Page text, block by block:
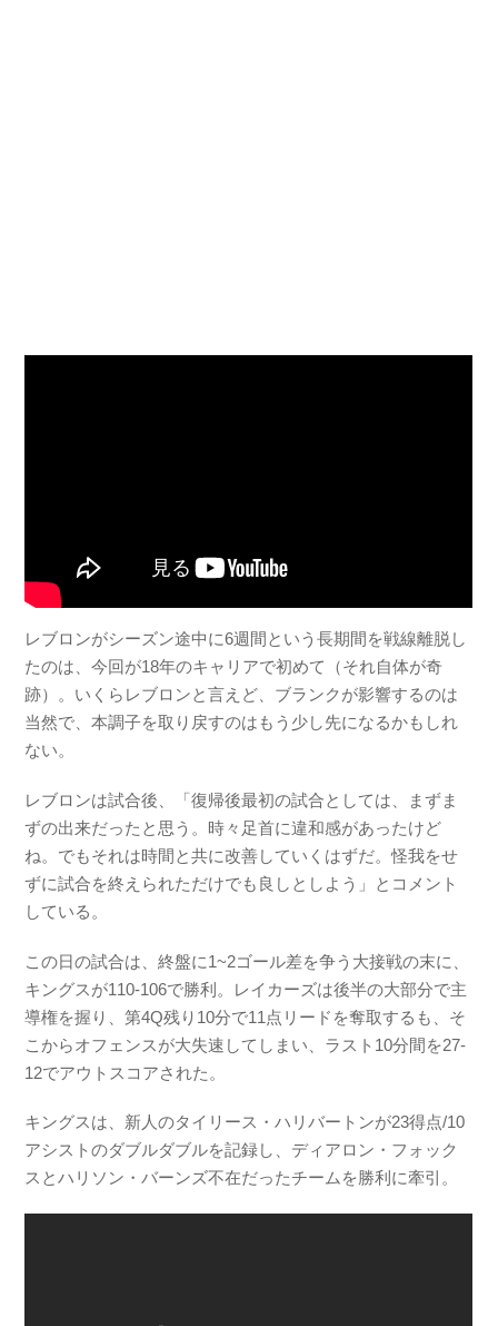
レブロンがシーズン途中に6週間という長期間を戦線離脱し
たのは、今回が18年のキャリアで初めて（それ自体が奇
跡）。いくらレブロンと言えど、ブランクが影響するのは
当然で、本調子を取り戻すのはもう少し先になるかもしれ
ない。
レブロンは試合後、「復帰後最初の試合としては、まずま
ずの出来だったと思う。時々足首に違和感があったけど
ね。でもそれは時間と共に改善していくはずだ。怪我をせ
ずに試合を終えられただけでも良しとしよう」とコメント
している。
この日の試合は、終盤に1~2ゴール差を争う大接戦の末に、
キングスが110-106で勝利。レイカーズは後半の大部分で主
導権を握り、第4Q残り10分で11点リードを奪取するも、そ
こからオフェンスが大失速してしまい、ラスト10分間を27-
12でアウトスコアされた。
キングスは、新人のタイリース・ハリバートンが23得点/10
アシストのダブルダブルを記録し、ディアロン・フォック
スとハリソン・バーンズ不在だったチームを勝利に牽引。